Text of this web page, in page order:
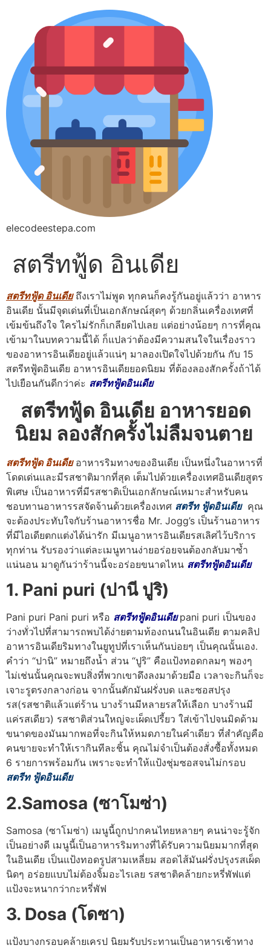
elecodeestepa.com
สตรีทฟู้ด อินเดีย
สตรีทฟู้ด อินเดียถึงเราไม่พูด ทุกคนก็คงรู้กันอยู่แล้วว่า อาหาร
อินเดีย นั้นมีจุดเด่นที่เป็นเอกลักษณ์สุดๆ ด้วยกลิ่นเครื่องเทศที่
เข้มข้นถึงใจ ใครไม่รักก็เกลียดไปเลย แต่อย่างน้อยๆ การที่คุณ
เข้ามาในบทความนี้ได้ ก็แปลว่าต้องมีความสนใจในเรื่องราว
ของอาหารอินเดียอยู่แล้วแน่ๆ มาลองเปิดใจไปด้วยกัน กับ 15
สตรีทฟู้ดอินเดีย อาหารอินเดียยอดนิยม ที่ต้องลองสักครั้งถ้าได้
ไปเยือนกันดีกว่าค่ะ สตรีทฟู้ดอินเดีย
สตรีทฟู้ด อินเดีย อาหารยอด
นิยม ลองสักครั้งไม่ลืมจนตาย
สตรีทฟู้ด อินเดียอาหารริมทางของอินเดีย เป็นหนึ่งในอาหารที่
โดดเด่นและมีรสชาติมากที่สุด เต็มไปด้วยเครื่องเทศอินเดียสูตร
พิเศษ เป็นอาหารที่มีรสชาติเป็นเอกลักษณ์เหมาะสำหรับคน
ชอบทานอาหารรสจัดจ้านด้วยเครื่องเทศ สตรีท ฟู้ดอินเดีย คุณ
จะต้องประทับใจกับร้านอาหารชื่อ Mr. Jogg’s เป็นร้านอาหาร
ที่มีไอเดียตกแต่งได้น่ารัก มีเมนูอาหารอินเดียรสเลิศไว้บริการ
ทุกท่าน รับรองว่าแต่ละเมนูทานง่ายอร่อยจนต้องกลับมาซ้ำ
แน่นอน มาดูกันว่าร้านนี้จะอร่อยขนาดไหน สตรีทฟู้ดอินเดีย
1. Pani puri (ปานี ปูริ)
Pani puri Pani puri หรือ สตรีทฟู้ดอินเดียpani puri เป็นของ
ว่างทั่วไปที่สามารถพบได้ง่ายตามท้องถนนในอินเดีย ตามคลิป
อาหารอินเดียริมทางในยูทูปที่เราเห็นกันบ่อยๆ เป็นคุณนั้นเอง.
คำว่า “ปานิ” หมายถึงน้ำ ส่วน “ปูริ” คือแป้งทอดกลมๆ พองๆ
ไม่เช่นนั้นคุณจะพบสิ่งที่พวกเขาดึงลงมาด้วยมือ เวลาจะกินก็จะ
เจาะรูตรงกลางก่อน จากนั้นตักมันฝรั่งบด และซอสปรุง
รส(รสชาติแล้วแต่ร้าน บางร้านมีหลายรสให้เลือก บางร้านมี
แค่รสเดียว) รสชาติส่วนใหญ่จะเผ็ดเปรี้ยว ใส่เข้าไปจนมิดด้าม
ขนาดของมันมากพอที่จะกินให้หมดภายในคำเดียว ที่สำคัญคือ
คนขายจะทำให้เรากินทีละชิ้น คุณไม่จำเป็นต้องสั่งซื้อทั้งหมด
6 รายการพร้อมกัน เพราะจะทำให้แป้งชุ่มซอสจนไม่กรอบ
สตรีท ฟู้ดอินเดีย
2.Samosa (ซาโมซ่า)
Samosa (ซาโมซ่า) เมนูนี้ถูกปากคนไทยหลายๆ คนน่าจะรู้จัก
เป็นอย่างดี เมนูนี้เป็นอาหารริมทางที่ได้รับความนิยมมากที่สุด
ในอินเดีย เป็นแป้งทอดรูปสามเหลี่ยม สอดไส้มันฝรั่งปรุงรสเผ็ด
นิดๆ อร่อยแบบไม่ต้องจิ้มอะไรเลย รสชาติคล้ายกะหรี่พัฟแต่
แป้งจะหนากว่ากะหรี่พัฟ
3. Dosa (โดซา)
แป้งบางกรอบคล้ายเครป นิยมรับประทานเป็นอาหารเช้าทาง